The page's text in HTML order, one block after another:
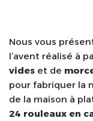
Nous vous
l’avent réalisé à
vides et de
pour fabriquer la
de la maison à
24 rouleaux en